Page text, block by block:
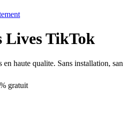
Lives TikTok
en haute qualite. Sans installation,
gratuit